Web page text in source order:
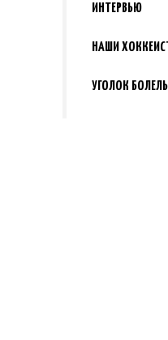
ИНТЕРВЬЮ
НАШИ
УГОЛОК